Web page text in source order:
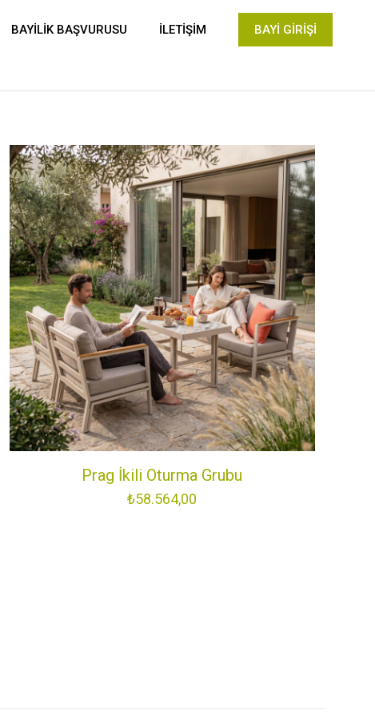
BAYİLİK BAŞVURUSU İLETİŞİM BAYİ GİRİŞİ
Prag İkili Oturma Grubu
₺58.564,00
KVKK POLİTİKASI
ÇEREZ POLİTİKASI